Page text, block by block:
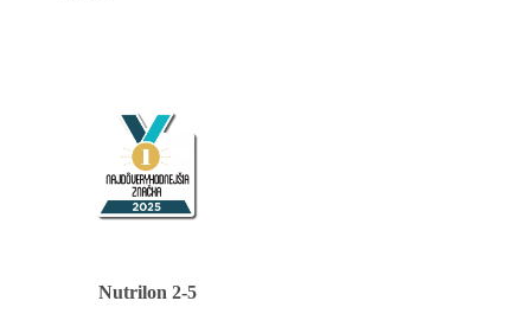
Nutrilon 2-5